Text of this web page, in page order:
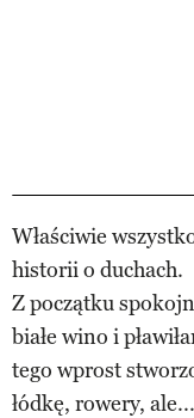
Właściwie
historii o duchach.
Z początku
białe wino i
tego wprost
łódkę, rowery,